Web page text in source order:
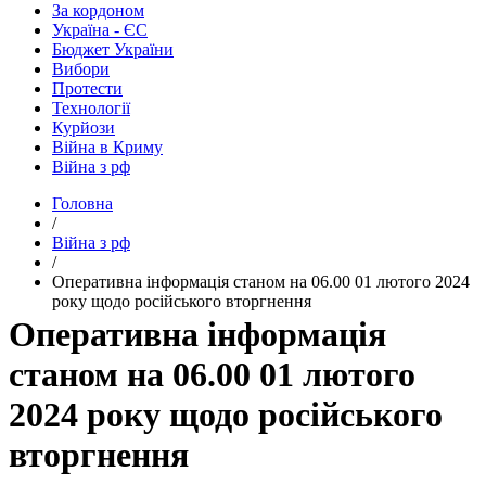
За кордоном
Україна - ЄС
Бюджет України
Вибори
Протести
Технології
Курйози
Війна в Криму
Війна з рф
Головна
/
Війна з рф
/
​Оперативна інформація станом на 06.00 01 лютого 2024
року щодо російського вторгнення
​Оперативна інформація
станом на 06.00 01 лютого
2024 року щодо російського
вторгнення